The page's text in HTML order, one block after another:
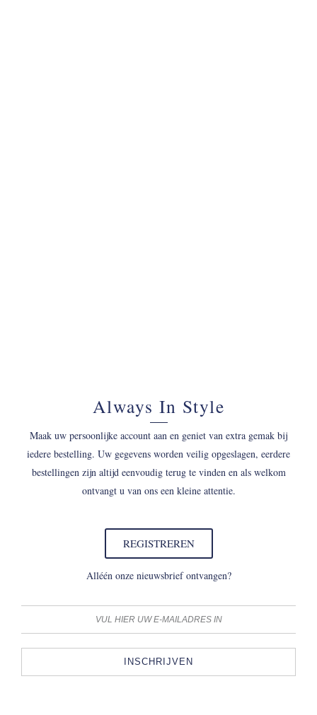
Always In Style
Maak uw persoonlijke account aan en geniet van extra gemak bij
iedere bestelling. Uw gegevens worden veilig opgeslagen, eerdere
bestellingen zijn altijd eenvoudig terug te vinden en als welkom
ontvangt u van ons een kleine attentie.
REGISTREREN
Alléén onze nieuwsbrief ontvangen?
INSCHRIJVEN